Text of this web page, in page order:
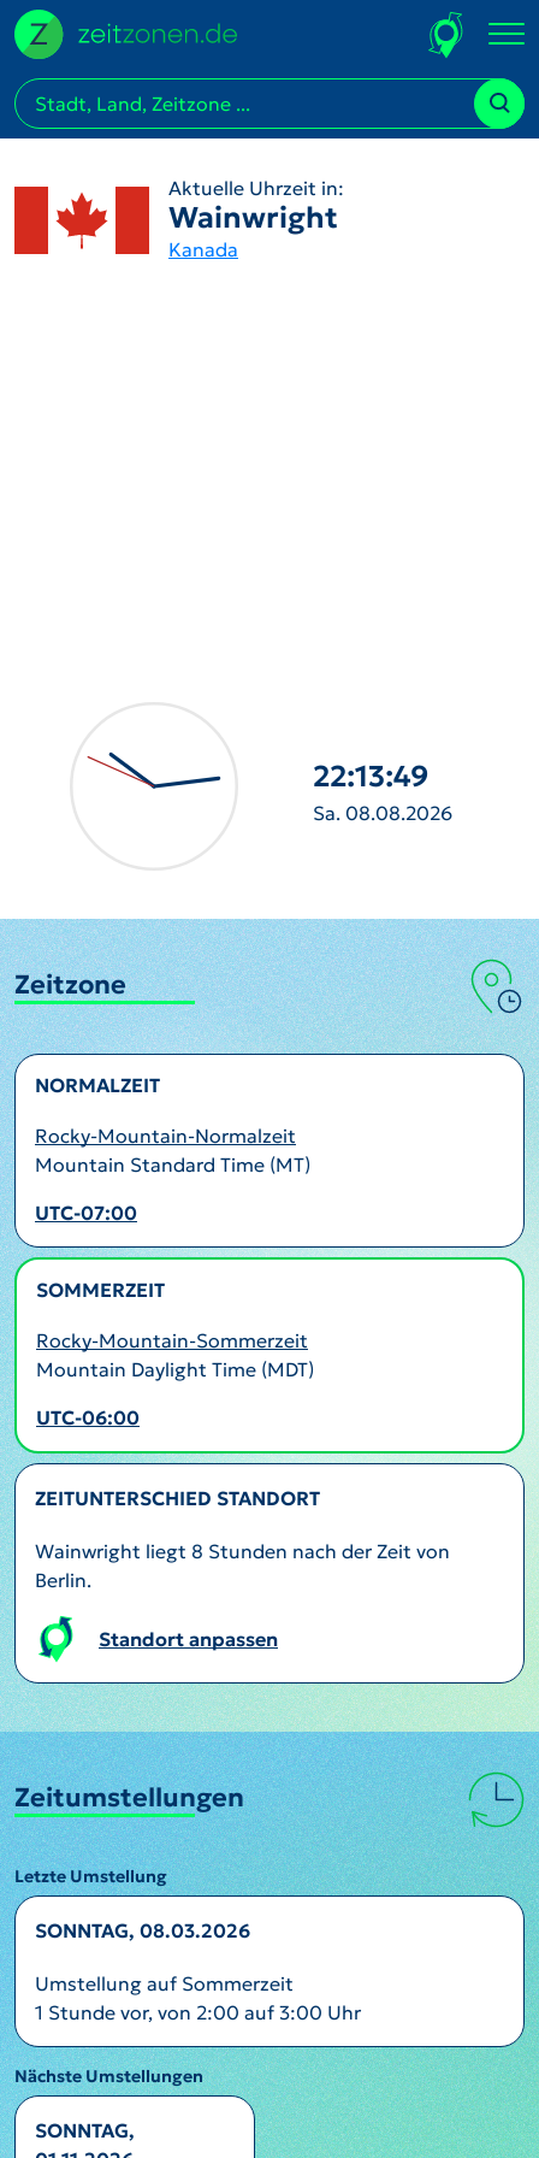
Aktuelle Uhrzeit in:
Wainwright
Kanada
22:13:51
Sa. 08.08.2026
Zeitzone
NORMALZEIT
Rocky-Mountain-Normalzeit
Mountain Standard Time (MT)
UTC-07:00
SOMMERZEIT
Rocky-Mountain-Sommerzeit
Mountain Daylight Time (MDT)
UTC-06:00
ZEITUNTERSCHIED STANDORT
Wainwright liegt 8 Stunden nach der Zeit von
Berlin.
Standort anpassen
Zeitumstellungen
Letzte Umstellung
SONNTAG, 08.03.2026
Umstellung auf Sommerzeit
1 Stunde vor, von 2:00 auf 3:00 Uhr
Nächste Umstellungen
SONNTAG,